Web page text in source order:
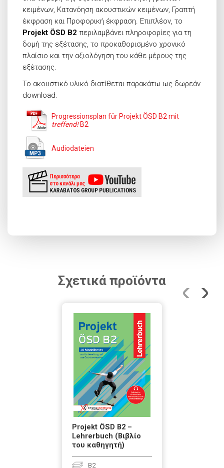
κειμένων, Κατανόηση ακουστικών κειμένων, Γραπτή
έκφραση και Προφορική έκφραση. Επιπλέον, το
Projekt ÖSD B2 περιλαμβάνει πληροφορίες για τη
δομή της εξέτασης, το προκαθορισμένο χρονικό
πλαίσιο και την αξιολόγηση του κάθε μέρους της
εξέτασης.
Το ακουστικό υλικό διατίθεται παρακάτω ως δωρεάν
download.
Progressionsplan für Projekt ÖSD B2 mit
treffend!B2
Audiodateien
Σχετικά προϊόντα
Projekt ÖSD B2 –
Lehrerbuch (Βιβλίο
του καθηγητή)
B2